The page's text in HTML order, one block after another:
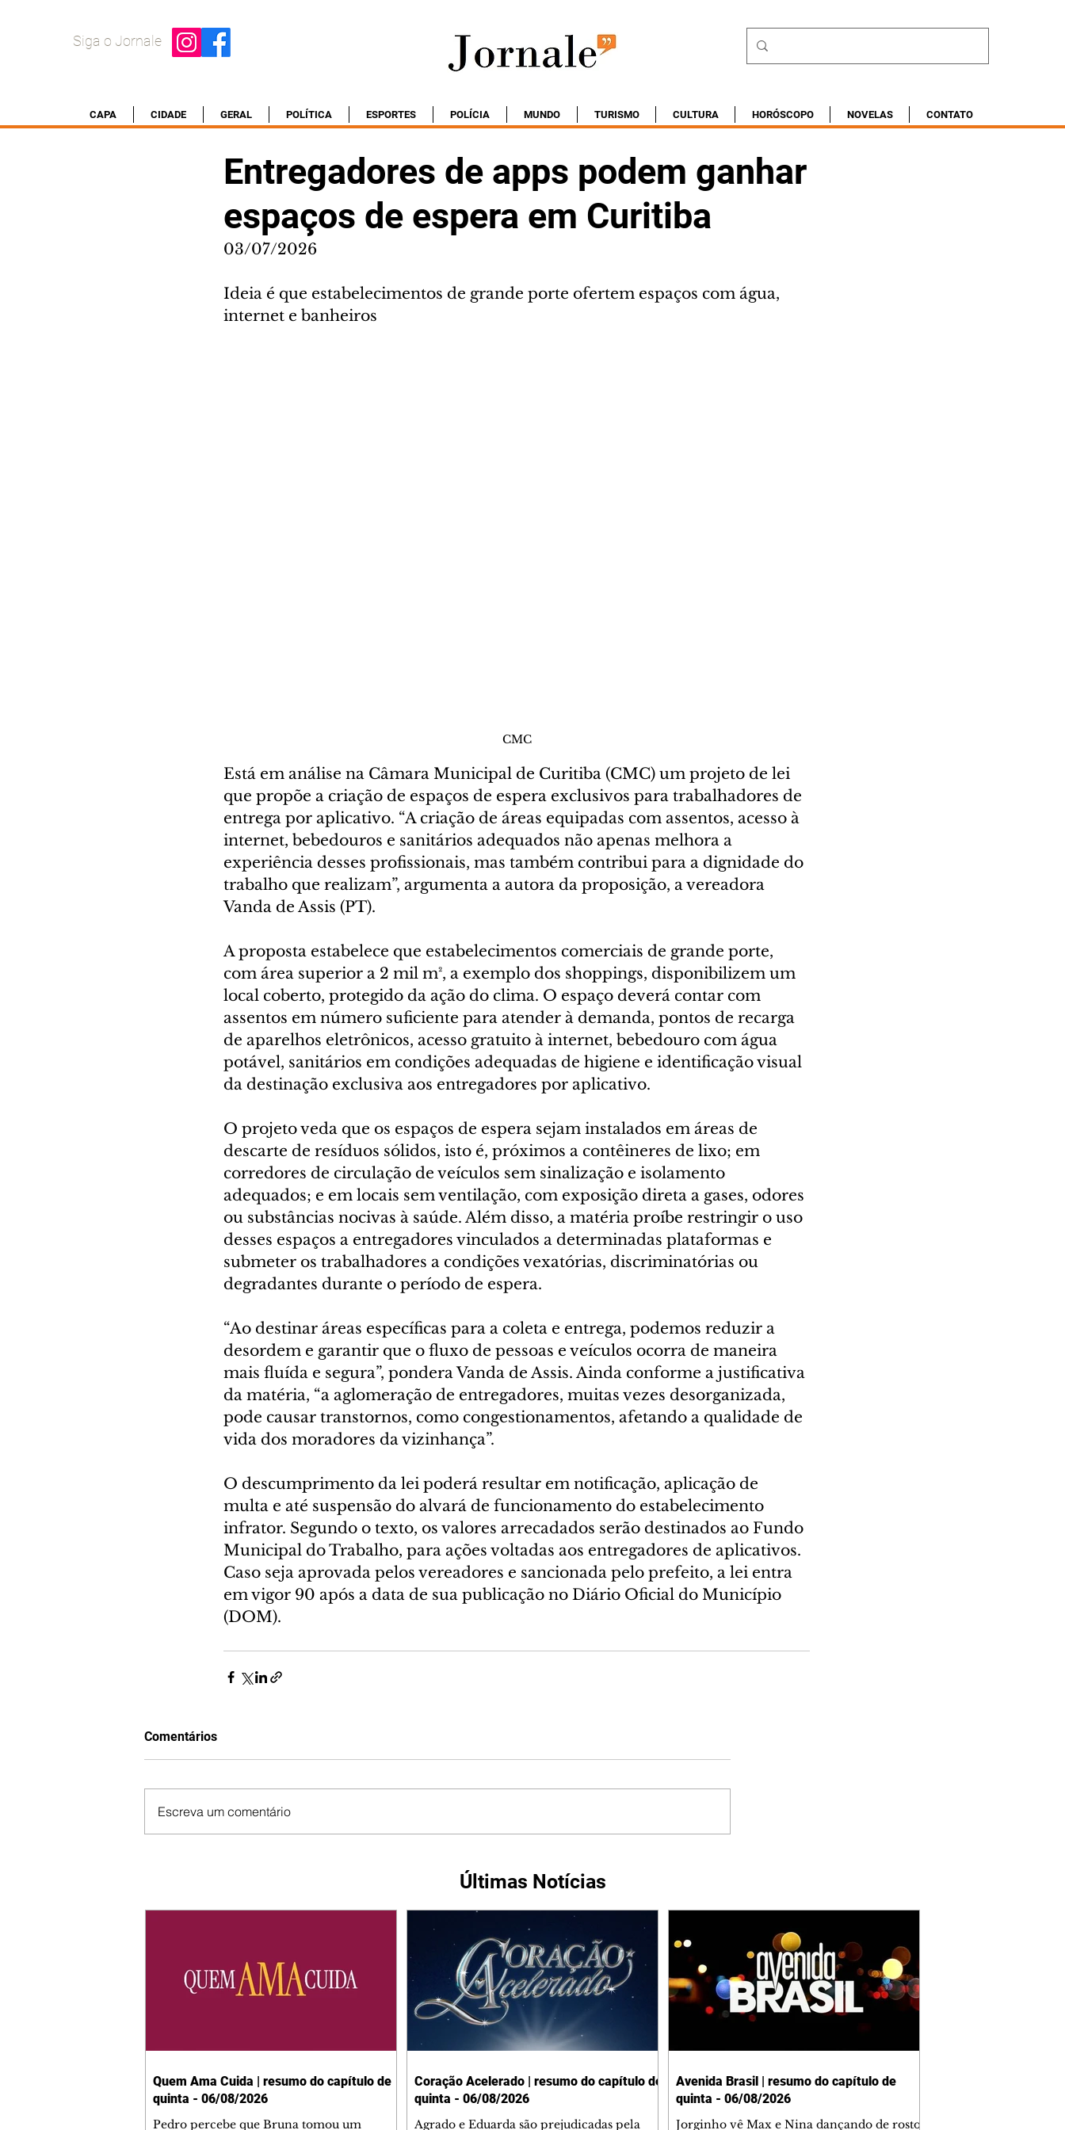
Siga o Jornale
CAPA CIDADE GERAL POLÍTICA ESPORTES POLÍCIA MUNDO TURISMO CULTURA HORÓSCOPO NOVELAS CONTATO
Entregadores de apps podem ganhar
espaços de espera em Curitiba
03/07/2026
Ideia é que estabelecimentos de grande porte ofertem espaços com água,
internet e banheiros
CMC
Está em análise na Câmara Municipal de Curitiba (CMC) um projeto de lei
que propõe a criação de espaços de espera exclusivos para trabalhadores de
entrega por aplicativo. “A criação de áreas equipadas com assentos, acesso à
internet, bebedouros e sanitários adequados não apenas melhora a
experiência desses profissionais, mas também contribui para a dignidade do
trabalho que realizam”, argumenta a autora da proposição, a vereadora
Vanda de Assis (PT).
A proposta estabelece que estabelecimentos comerciais de grande porte,
com área superior a 2 mil m², a exemplo dos shoppings, disponibilizem um
local coberto, protegido da ação do clima. O espaço deverá contar com
assentos em número suficiente para atender à demanda, pontos de recarga
de aparelhos eletrônicos, acesso gratuito à internet, bebedouro com água
potável, sanitários em condições adequadas de higiene e identificação visual
da destinação exclusiva aos entregadores por aplicativo.
O projeto veda que os espaços de espera sejam instalados em áreas de
descarte de resíduos sólidos, isto é, próximos a contêineres de lixo; em
corredores de circulação de veículos sem sinalização e isolamento
adequados; e em locais sem ventilação, com exposição direta a gases, odores
ou substâncias nocivas à saúde. Além disso, a matéria proíbe restringir o uso
desses espaços a entregadores vinculados a determinadas plataformas e
submeter os trabalhadores a condições vexatórias, discriminatórias ou
degradantes durante o período de espera.
“Ao destinar áreas específicas para a coleta e entrega, podemos reduzir a
desordem e garantir que o fluxo de pessoas e veículos ocorra de maneira
mais fluída e segura”, pondera Vanda de Assis. Ainda conforme a justificativa
da matéria, “a aglomeração de entregadores, muitas vezes desorganizada,
pode causar transtornos, como congestionamentos, afetando a qualidade de
vida dos moradores da vizinhança”.
O descumprimento da lei poderá resultar em notificação, aplicação de
multa e até suspensão do alvará de funcionamento do estabelecimento
infrator. Segundo o texto, os valores arrecadados serão destinados ao Fundo
Municipal do Trabalho, para ações voltadas aos entregadores de aplicativos.
Caso seja aprovada pelos vereadores e sancionada pelo prefeito, a lei entra
em vigor 90 após a data de sua publicação no Diário Oficial do Município
(DOM).
Comentários
Escreva um comentário
Últimas Notícias
Quem Ama Cuida | resumo do capítulo de
quinta - 06/08/2026
Pedro percebe que Bruna tomou um
Coração Acelerado | resumo do capítulo de
quinta - 06/08/2026
Agrado e Eduarda são prejudicadas pela
Avenida Brasil | resumo do capítulo de
quinta - 06/08/2026
Jorginho vê Max e Nina dançando de rosto